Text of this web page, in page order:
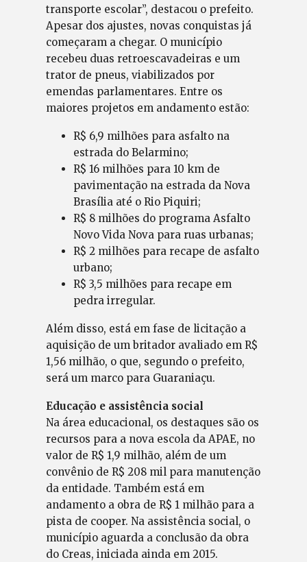
transporte escolar”, destacou o prefeito.
Apesar dos ajustes, novas conquistas já
começaram a chegar. O município
recebeu duas retroescavadeiras e um
trator de pneus, viabilizados por
emendas parlamentares. Entre os
maiores projetos em andamento estão:
R$ 6,9 milhões para asfalto na
estrada do Belarmino;
R$ 16 milhões para 10 km de
pavimentação na estrada da Nova
Brasília até o Rio Piquiri;
R$ 8 milhões do programa Asfalto
Novo Vida Nova para ruas urbanas;
R$ 2 milhões para recape de asfalto
urbano;
R$ 3,5 milhões para recape em
pedra irregular.
Além disso, está em fase de licitação a
aquisição de um britador avaliado em R$
1,56 milhão, o que, segundo o prefeito,
será um marco para Guaraniaçu.
Educação e assistência social
Na área educacional, os destaques são os
recursos para a nova escola da APAE, no
valor de R$ 1,9 milhão, além de um
convênio de R$ 208 mil para manutenção
da entidade. Também está em
andamento a obra de R$ 1 milhão para a
pista de cooper. Na assistência social, o
município aguarda a conclusão da obra
do Creas, iniciada ainda em 2015.